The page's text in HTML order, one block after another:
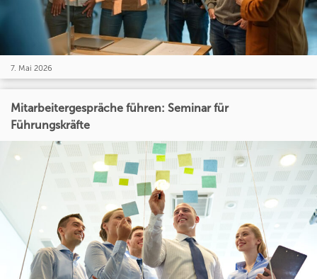
7. Mai 2026
Mitarbeitergespräche führen: Seminar für
Führungskräfte